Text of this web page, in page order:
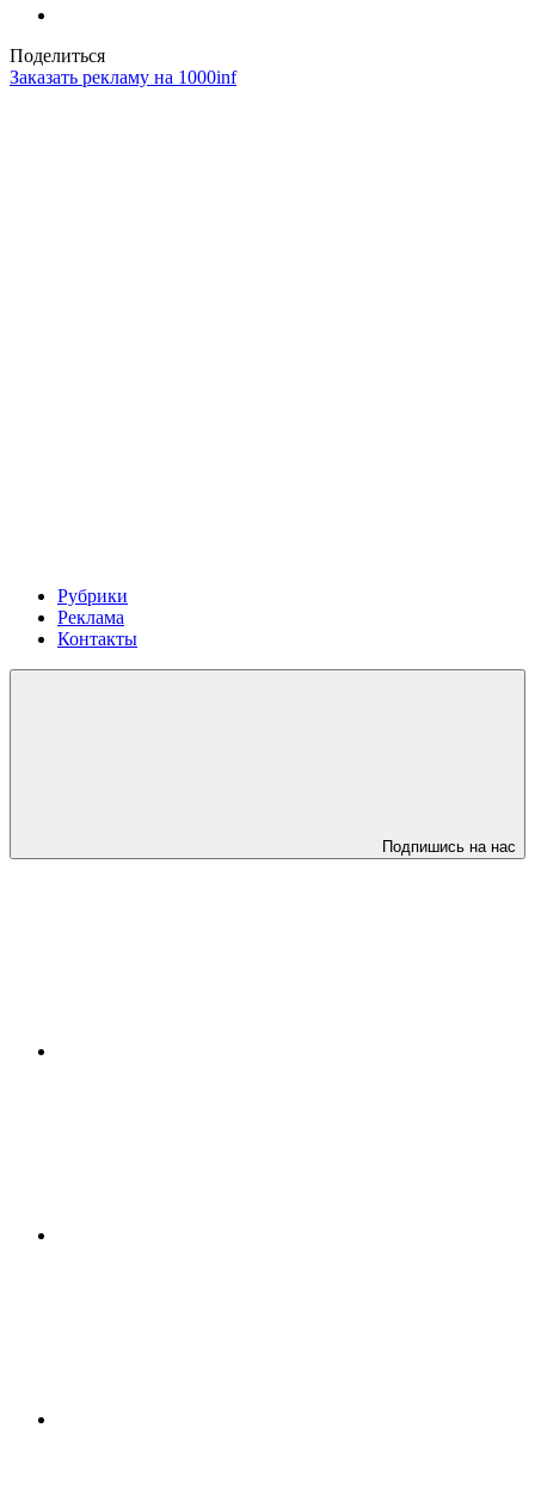
Поделиться
Заказать рекламу на 1000inf
Рубрики
Реклама
Контакты
Подпишись на нас